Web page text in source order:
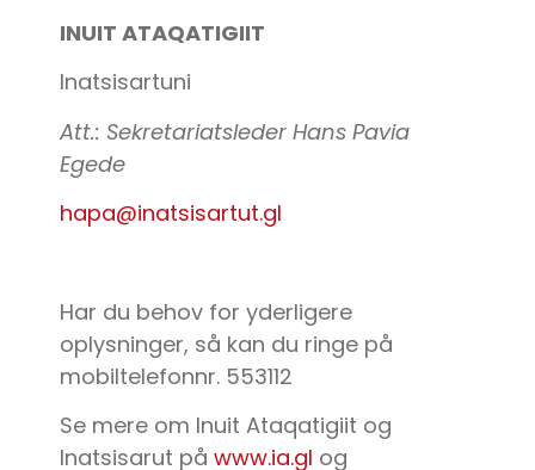
INUIT ATAQATIGIIT
Inatsisartuni
Att.: Sekretariatsleder Hans Pavia
Egede
hapa@inatsisartut.gl
Har du behov for yderligere
oplysninger, så kan du ringe på
mobiltelefonnr. 553112
Se mere om Inuit Ataqatigiit og
Inatsisarut på www.ia.gl og